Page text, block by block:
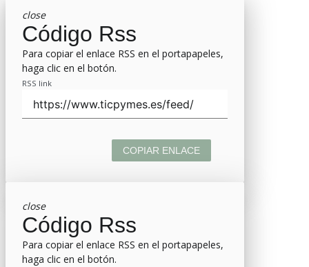
close
Código Rss
Para copiar el enlace RSS en el portapapeles,
haga clic en el botón.
RSS link
COPIAR ENLACE
close
Código Rss
Para copiar el enlace RSS en el portapapeles,
haga clic en el botón.